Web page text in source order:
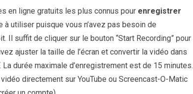
en ligne gratuits les plus connus pour enregistrer
utiliser puisque vous n’avez pas besoin de
Il suffit de cliquer sur le bouton “Start Recording” pour
ajuster la taille de l’écran et convertir la vidéo dans
durée maximale d’enregistrement est de 15 minutes.
directement sur YouTube ou Screencast-O-Matic